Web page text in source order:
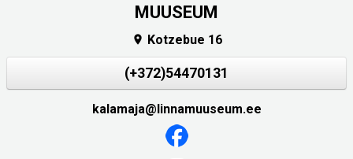
MUUSEUM
 Kotzebue 16
(+372)54470131
kalamaja@linnamuuseum.ee